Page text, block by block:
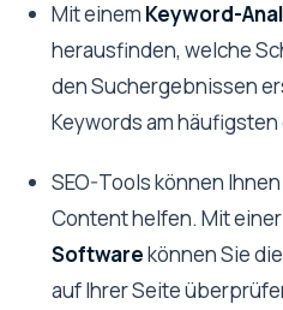
Mit einem Keyword-
herausfinden, welche
den Suchergebnissen
Keywords am
SEO-Tools können
Content helfen. Mit einer
Softwarekönnen Sie
auf Ihrer Seite